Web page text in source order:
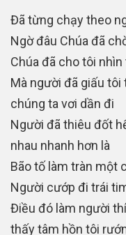
Đã từng chạy theo
Ngờ đâu Chúa đã
Chúa đã cho tôi
Mà người đã giấu
chúng ta vơi dần đi
Người đã thiêu đốt
nhau nhanh hơn là
Bão tố làm tràn một
Người cướp đi trái
Điều đó làm người
thấy tâm hồn tôi